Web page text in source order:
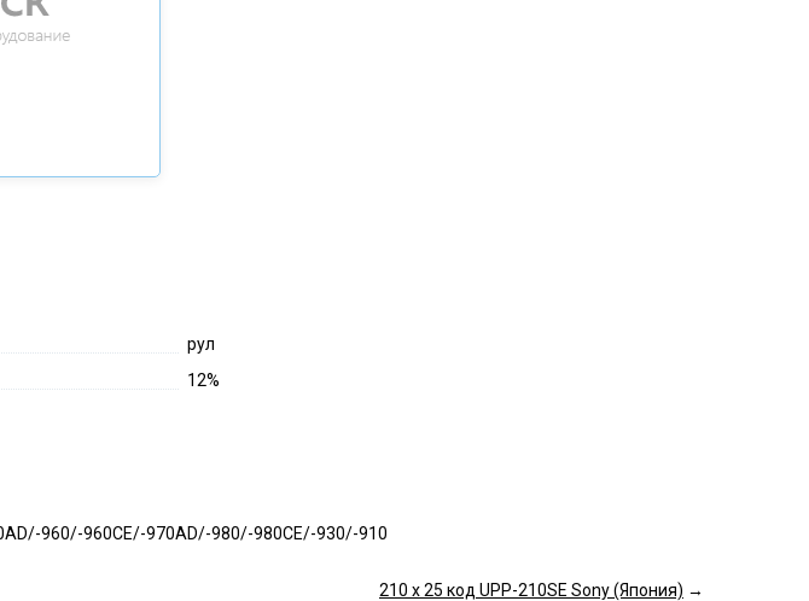
рул
12%
960/-960CE/-970AD/-980/-980CE/-930/-910
210 х 25 код UPP-210SЕ Sony (Япония) →